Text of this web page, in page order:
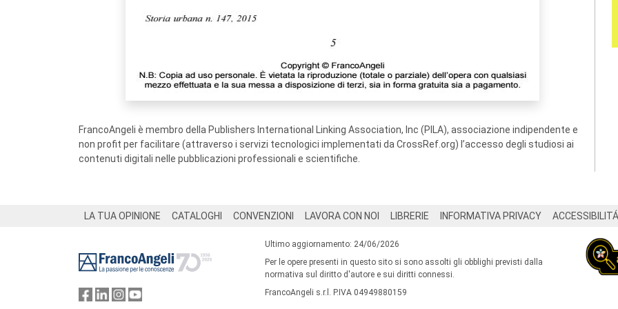
FrancoAngeli è membro della Publishers International Linking Association, Inc (PILA), associazione indipendente e
non profit per facilitare (attraverso i servizi tecnologici implementati da CrossRef.org) l’accesso degli studiosi ai
contenuti digitali nelle pubblicazioni professionali e scientifiche.
LA TUA OPINIONE CATALOGHI CONVENZIONI LAVORA CON NOI LIBRERIE INFORMATIVA PRIVACY ACCESSIBILITÁ
Ultimo aggiornamento: 24/06/2026
Per le opere presenti in questo sito si sono assolti gli obblighi previsti dalla
normativa sul diritto d'autore e sui diritti connessi.
FrancoAngeli s.r.l. P.IVA 04949880159